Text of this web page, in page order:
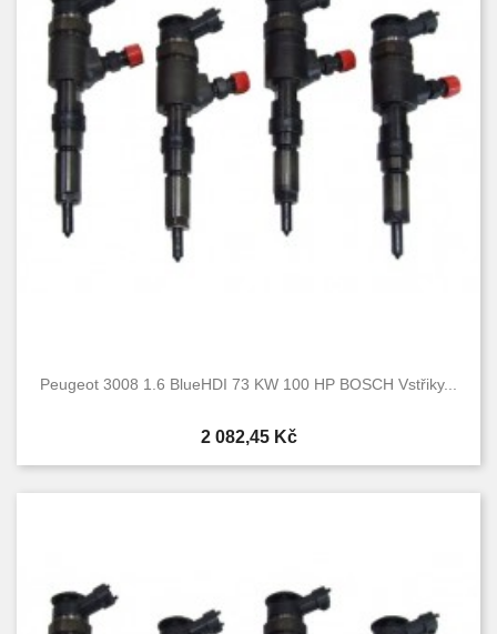
Peugeot 3008 1.6 BlueHDI 73 KW 100 HP BOSCH Vstřiky...
Cena
2 082,45 Kč